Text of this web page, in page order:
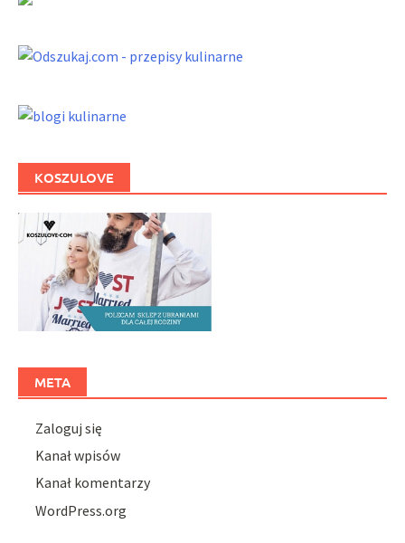
KOSZULOVE
META
Zaloguj się
Kanał wpisów
Kanał komentarzy
WordPress.org